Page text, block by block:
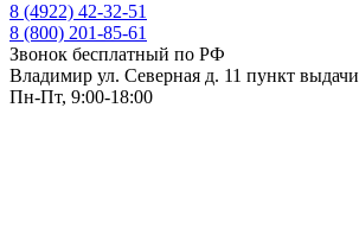
8 (4922) 42-32-51
8 (800) 201-85-61
Звонок бесплатный по РФ
Владимир ул. Северная д. 11 пункт выдачи
Пн-Пт, 9:00-18:00